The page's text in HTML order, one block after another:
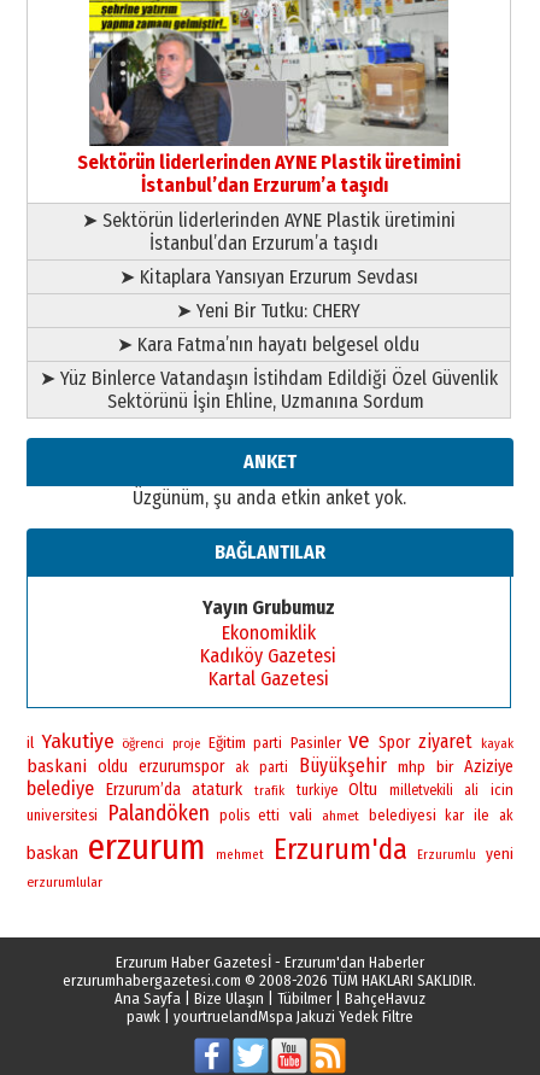
Ardında bıraktığı hatıralarıyla
gönül adamı Faruk Terzioğlu!
13 Mayıs 2026 Çarşamba
Esat BİNDESEN
Başkan Sekmen’den Erzurum’a
bir vizyon proje daha!
02 Ağustos 2026 Pazar
Sektörün liderlerinden AYNE Plastik üretimini
İstanbul’dan Erzurum’a taşıdı
➤ Sektörün liderlerinden AYNE Plastik üretimini
İstanbul’dan Erzurum’a taşıdı
➤ Kitaplara Yansıyan Erzurum Sevdası
➤ Yeni Bir Tutku: CHERY
➤ Kara Fatma’nın hayatı belgesel oldu
➤ Yüz Binlerce Vatandaşın İstihdam Edildiği Özel Güvenlik
Sektörünü İşin Ehline, Uzmanına Sordum
ANKET
Üzgünüm, şu anda etkin anket yok.
BAĞLANTILAR
Yayın Grubumuz
Ekonomiklik
Kadıköy Gazetesi
Kartal Gazetesi
il Yakutiye öğrenci proje Eğitim parti Pasinler ve Spor ziyaret kayak
baskani oldu erzurumspor ak parti Büyükşehir mhp bir Aziziye
belediye Erzurum’da ataturk trafik turkiye Oltu milletvekili ali
icin
universitesi
Palandöken polis etti vali ahmet belediyesi kar ile ak
baskan erzurum mehmet Erzurum'da Erzurumlu yeni
erzurumlular
Erzurum Haber Gazetesİ - Erzurum'dan Haberler
erzurumhabergazetesi.com © 2008-2026 TÜM HAKLARI SAKLIDIR.
Ana Sayfa| Bize Ulaşın Tübilmer| BahçeHavuz
pawk| yourtruelandMspa Jakuzi Yedek Filtre